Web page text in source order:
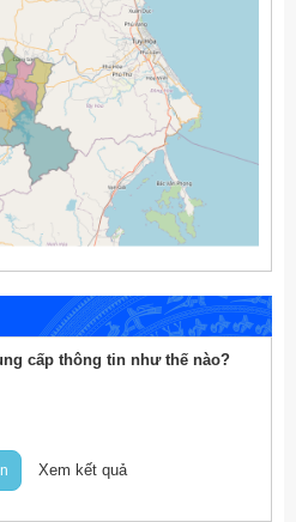
cấp thông tin như thế nào?
Xem kết quả